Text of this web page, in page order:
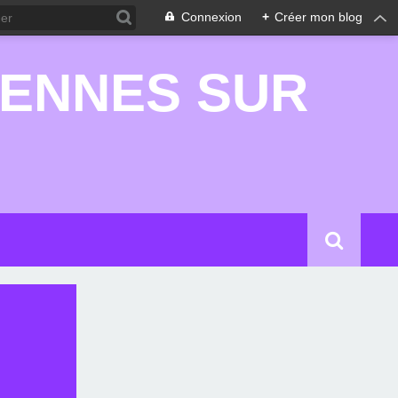
Connexion + Créer mon blog
SUR